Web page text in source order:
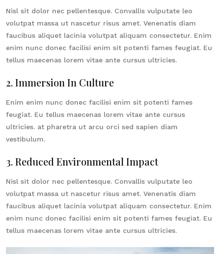
Nisl sit dolor nec pellentesque. Convallis vulputate leo
volutpat massa ut nascetur risus amet. Venenatis diam
faucibus aliquet lacinia volutpat aliquam consectetur. Enim
enim nunc donec facilisi enim sit potenti fames feugiat. Eu
tellus maecenas lorem vitae ante cursus ultricies.
2. Immersion In Culture
Enim enim nunc donec facilisi enim sit potenti fames
feugiat. Eu tellus maecenas lorem vitae ante cursus
ultricies. at pharetra ut arcu orci sed sapien diam
vestibulum.
3. Reduced Environmental Impact
Nisl sit dolor nec pellentesque. Convallis vulputate leo
volutpat massa ut nascetur risus amet. Venenatis diam
faucibus aliquet lacinia volutpat aliquam consectetur. Enim
enim nunc donec facilisi enim sit potenti fames feugiat. Eu
tellus maecenas lorem vitae ante cursus ultricies.